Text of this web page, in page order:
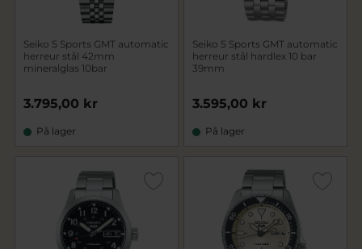
Seiko 5 Sports GMT automatic
herreur stål 42mm
mineralglas 10bar
3.795,00 kr
På lager
Seiko 5 Sports GMT automatic
herreur stål hardlex 10 bar
39mm
3.595,00 kr
På lager